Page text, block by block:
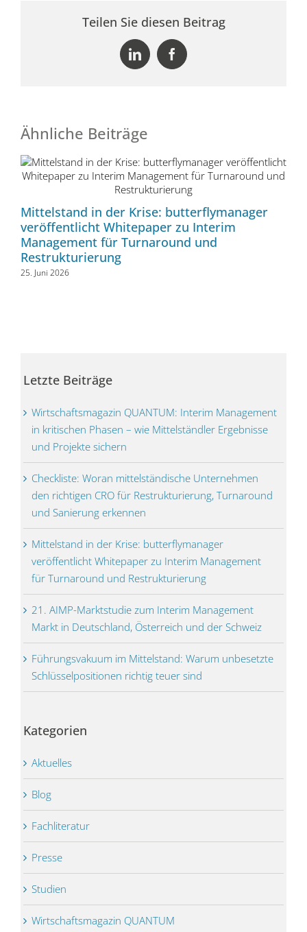
Teilen Sie diesen Beitrag
LinkedInFacebook
Ähnliche Beiträge
Mittelstand in der Krise: butterflymanager
veröffentlicht Whitepaper zu Interim
Management für Turnaround und
Restrukturierung
25. Juni 2026
Letzte Beiträge
Wirtschaftsmagazin QUANTUM: Interim Management
in kritischen Phasen – wie Mittelständler Ergebnisse
und Projekte sichern
Checkliste: Woran mittelständische Unternehmen
den richtigen CRO für Restrukturierung, Turnaround
und Sanierung erkennen
Mittelstand in der Krise: butterflymanager
veröffentlicht Whitepaper zu Interim Management
für Turnaround und Restrukturierung
21. AIMP-Marktstudie zum Interim Management
Markt in Deutschland, Österreich und der Schweiz
Führungs­vakuum im Mittel­stand: Warum unbesetzte
Schlüssel­positionen richtig teuer sind
Kategorien
Aktuelles
Blog
Fachliteratur
Presse
Studien
Wirtschaftsmagazin QUANTUM